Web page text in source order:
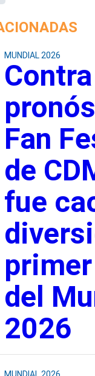
MUNDIAL 2026
Fan
de
fue
del
2026